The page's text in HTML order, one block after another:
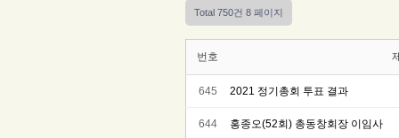
Total 750건 8 페이지
번호
645 2021 정기총회 투표 결과
644 홍종오(52회) 총동창회장 이임사